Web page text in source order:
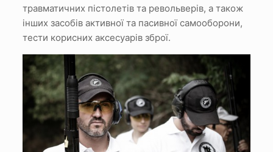
травматичних пістолетів та револьверів, а також
інших засобів активної та пасивної самооборони,
тести корисних аксесуарів зброї.